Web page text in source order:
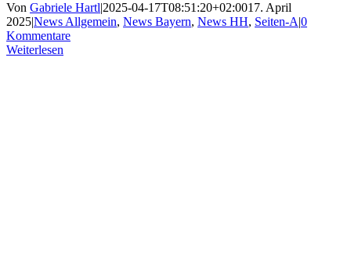
Von Gabriele Hartl|2025-04-17T08:51:20+02:0017. April
2025|News Allgemein, News Bayern, News HH, Seiten-A|0
Kommentare
Weiterlesen